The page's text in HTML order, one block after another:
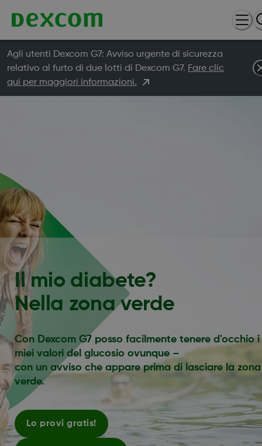
Agli utenti Dexcom G7: Avviso urgente di sicurezza
relativo al furto di due lotti di Dexcom G7. Fare clic
qui per maggiori informazioni.
Il mio diabete?
Nella zona verde
Con Dexcom G7 posso facilmente tenere d'occhio i
miei valori del glucosio ovunque –
con un avviso che appare prima di lasciare la zona
verde.
Lo provi gratis!